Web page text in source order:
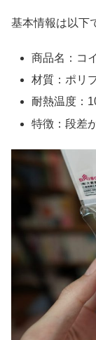
基本情報は以下
商品名：コ
材質：ポリ
耐熱温度：
特徴：段差